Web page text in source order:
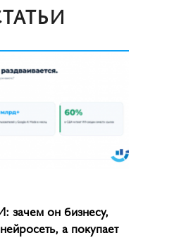
зачем он бизнесу,
а покупает